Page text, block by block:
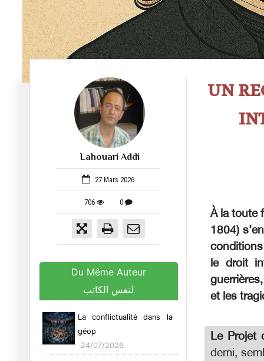
Lahouari Addi
27 Mars 2026
706 0
Du Même Auteur
لنفس الكاتب
La conflictualité dans la
géop
24/07/2026
UN
À la toute
1804)
le droit
et les
Le Projet
demi,